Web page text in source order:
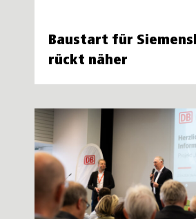
Baustart für
rückt näher